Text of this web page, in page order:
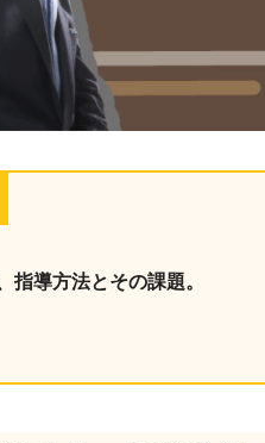
AIによる個別フ
を実現
UMU AIビデオ
uAsk
指導方法とその課題。